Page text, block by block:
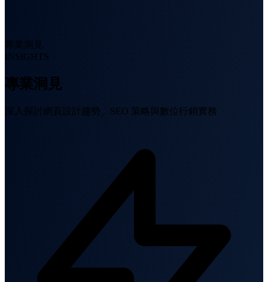
專業洞見
INSIGHTS
專業洞見
深入探討網頁設計趨勢、SEO 策略與數位行銷實務